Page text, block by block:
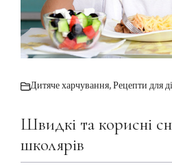
Дитяче харчування,Рецепти для
Швидкі та корисні
школярів